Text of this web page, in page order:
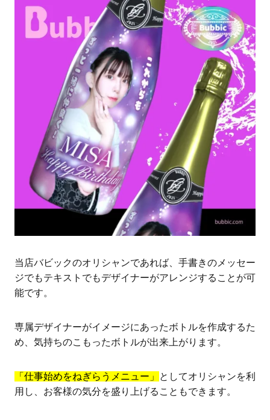
当店バビックのオリシャンであれば、手書きのメッセー
ジでもテキストでもデザイナーがアレンジすることが可
能です。
専属デザイナーがイメージにあったボトルを作成するた
め、気持ちのこもったボトルが出来上がります。
「仕事始めをねぎらうメニュー」
としてオリシャンを利
用し、お客様の気分を盛り上げることもできます。